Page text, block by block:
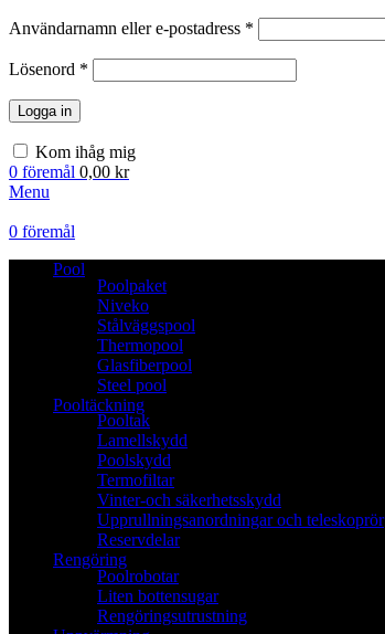
Användarnamn eller e-postadress *
Lösenord *
Logga in
Kom ihåg mig
0 föremål 0,00 kr
Menu
0 föremål
Pool
Poolpaket
Niveko
Stålväggspool
Thermopool
Glasfiberpool
Steel pool
Pooltäckning
Pooltak
Lamellskydd
Poolskydd
Termofiltar
Vinter-och säkerhetsskydd
Upprullningsanordningar och teleskoprör
Reservdelar
Rengöring
Poolrobotar
Liten bottensugar
Rengöringsutrustning